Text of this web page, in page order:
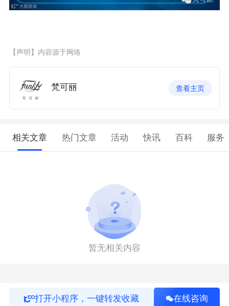
【声明】内容源于网络
梵可丽 查看主页
相关文章 热门文章 活动 快讯 百科 服务
暂无相关内容
打开小程序，一键转发收藏 在线咨询